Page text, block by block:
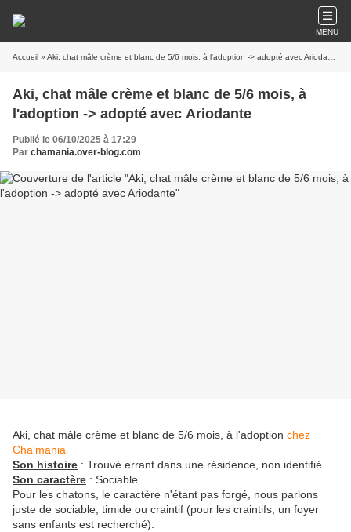
MENU
Accueil » Aki, chat mâle crème et blanc de 5/6 mois, à l'adoption -> adopté avec Ariodante
Aki, chat mâle crème et blanc de 5/6 mois, à
l'adoption -> adopté avec Ariodante
Publié le 06/10/2025 à 17:29
Par chamania.over-blog.com
Aki, chat mâle crème et blanc de 5/6 mois, à l'adoption chez
Cha'mania
Son histoire : Trouvé errant dans une résidence, non identifié
Son caractère : Sociable
Pour les chatons, le caractère n'étant pas forgé, nous parlons
juste de sociable, timide ou craintif (pour les craintifs, un foyer
sans enfants est recherché).